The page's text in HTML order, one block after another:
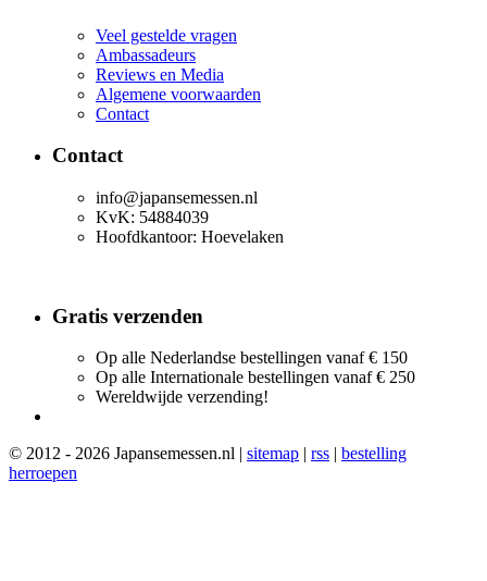
Veel gestelde vragen
Ambassadeurs
Reviews en Media
Algemene voorwaarden
Contact
Contact
info@japansemessen.nl
KvK: 54884039
Hoofdkantoor: Hoevelaken
Gratis verzenden
Op alle Nederlandse bestellingen vanaf € 150
Op alle Internationale bestellingen vanaf € 250
Wereldwijde verzending!
© 2012 - 2026 Japansemessen.nl | sitemap | rss | bestelling
herroepen